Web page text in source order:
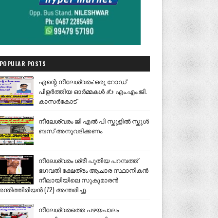
POSTS
എന്റെ നീലേശ്വരം:ഒരു റോഡ്
പിളർത്തിയ ഓർമ്മകൾ ✍️ എം.എം.ജി.
കാസർകോട്
നീലേശ്വരം ജി എൽ പി സ്കൂളിൽ സ്കൂൾ
ബസ് അനുവദിക്കണം
നീലേശ്വരം ശ്രീ പുതിയ പറമ്പത്ത്
ഭഗവതി ക്ഷേത്രം ആചാര സ്ഥാനികൻ
നീലായിയിലെ സുകുമാരൻ
(72) അന്തരിച്ചു.
നീലേശ്വരത്തെ പഴയപാലം